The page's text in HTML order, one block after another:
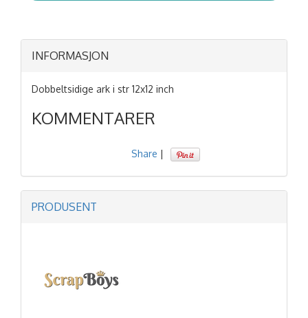
INFORMASJON
Dobbeltsidige ark i str 12x12 inch
KOMMENTARER
Share |
PRODUSENT